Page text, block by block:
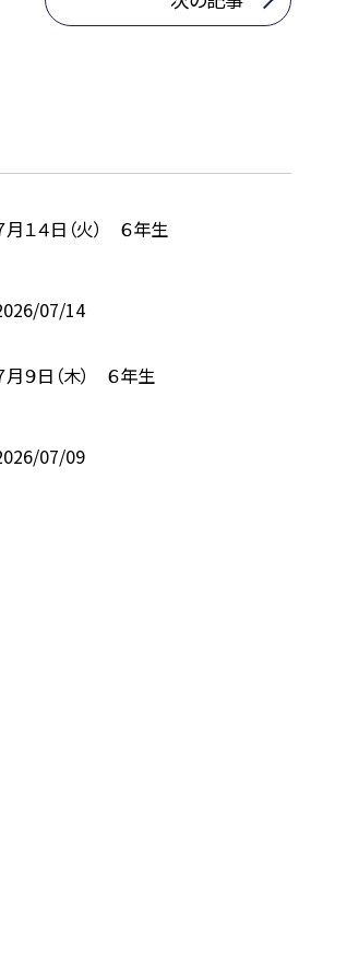
月１４日（火） ６年生
07/14
月９日（木） ６年生
07/09